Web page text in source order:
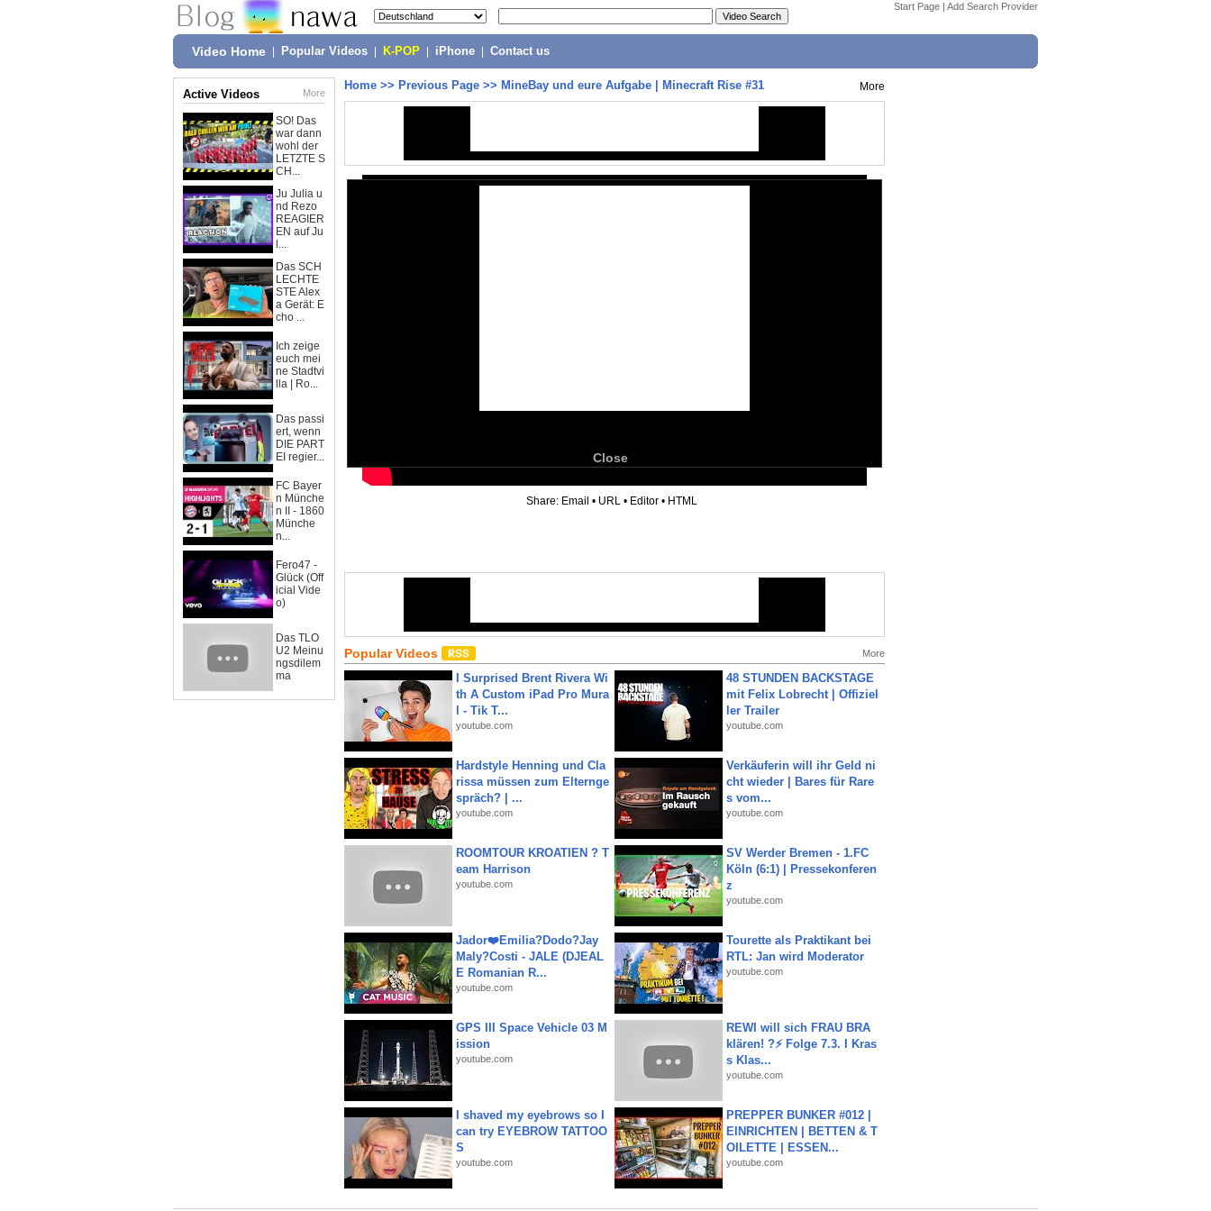
Start Page | Add Search Provider
Video Home Popular Videos K-POP iPhone Contact us
Active Videos More
SO! Das
war dann
wohl der
LETZTE S
CH...
Ju Julia u
nd Rezo
REAGIER
EN auf Ju
l...
Das SCH
LECHTE
STE Alex
a Gerät: E
cho ...
Ich zeige
euch mei
ne Stadtvi
lla | Ro...
Das passi
ert, wenn
DIE PART
EI regier...
FC Bayer
n Münche
n II - 1860
Münche
n...
Fero47 -
Glück (Off
icial Vide
o)
Das TLO
U2 Meinu
ngsdilem
ma
Home >> Previous Page >> MineBay und eure Aufgabe | Minecraft Rise #31 More
Close
Share: Email • URL • Editor • HTML
Popular Videos More
I Surprised Brent Rivera Wi
th A Custom iPad Pro Mura
l - Tik T...
youtube.com
48 STUNDEN BACKSTAGE
mit Felix Lobrecht | Offiziel
ler Trailer
youtube.com
Hardstyle Henning und Cla
rissa müssen zum Elternge
spräch? | ...
youtube.com
Verkäuferin will ihr Geld ni
cht wieder | Bares für Rare
s vom...
youtube.com
ROOMTOUR KROATIEN ? T
eam Harrison
youtube.com
SV Werder Bremen - 1.FC
Köln (6:1) | Pressekonferen
z
youtube.com
Jador❤️Emilia?Dodo?Jay
Maly?Costi - JALE (DJEAL
E Romanian R...
youtube.com
Tourette als Praktikant bei
RTL: Jan wird Moderator
youtube.com
GPS III Space Vehicle 03 M
ission
youtube.com
REWI will sich FRAU BRA
klären! ?⚡️ Folge 7.3. I Kras
s Klas...
youtube.com
I shaved my eyebrows so I
can try EYEBROW TATTOO
S
youtube.com
PREPPER BUNKER #012 |
EINRICHTEN | BETTEN & T
OILETTE | ESSEN...
youtube.com